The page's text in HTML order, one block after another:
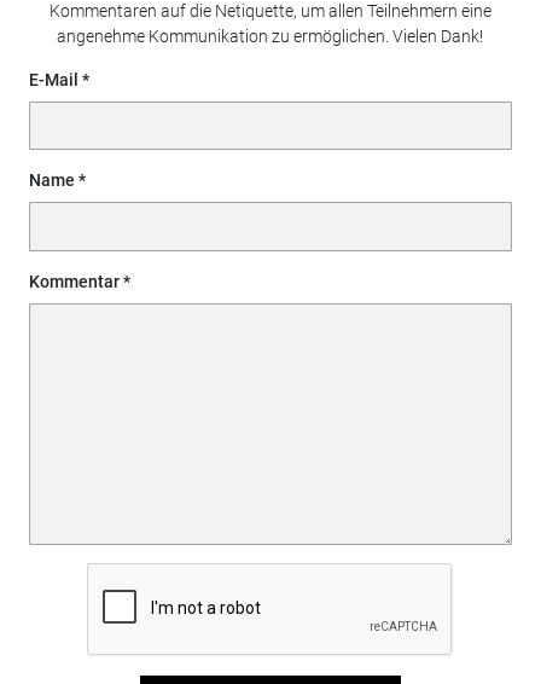
Kommentaren auf die Netiquette, um allen Teilnehmern eine
angenehme Kommunikation zu ermöglichen. Vielen Dank!
E-Mail
Name
Kommentar